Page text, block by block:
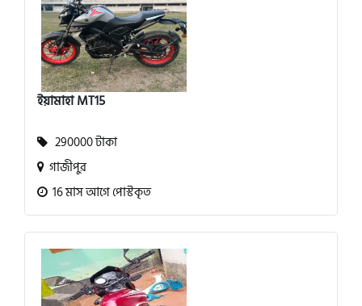
ইয়ামাহা MT15
290000 টাকা
গাজীপুর
16 মাস আগে পোস্টকৃত